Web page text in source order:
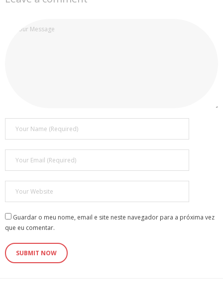
Guardar o meu nome, email e site neste navegador para a próxima vez
que eu comentar.